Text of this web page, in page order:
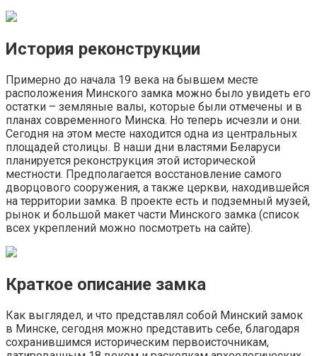
История реконструкции
Примерно до начала 19 века на бывшем месте
расположения Минского замка можно было увидеть его
остатки – земляные валы, которые были отмечены и в
планах современного Минска. Но теперь исчезли и они.
Сегодня на этом месте находится одна из центральных
площадей столицы. В наши дни властями Беларуси
планируется реконструкция этой исторической
местности. Предполагается восстановление самого
дворцового сооружения, а также церкви, находившейся
на территории замка. В проекте есть и подземный музей,
рынок и большой макет части Минского замка (список
всех укреплений можно посмотреть на сайте).
Краткое описание замка
Как выглядел, и что представлял собой Минский замок
в Минске, сегодня можно представить себе, благодаря
сохранившимся историческим первоисточникам,